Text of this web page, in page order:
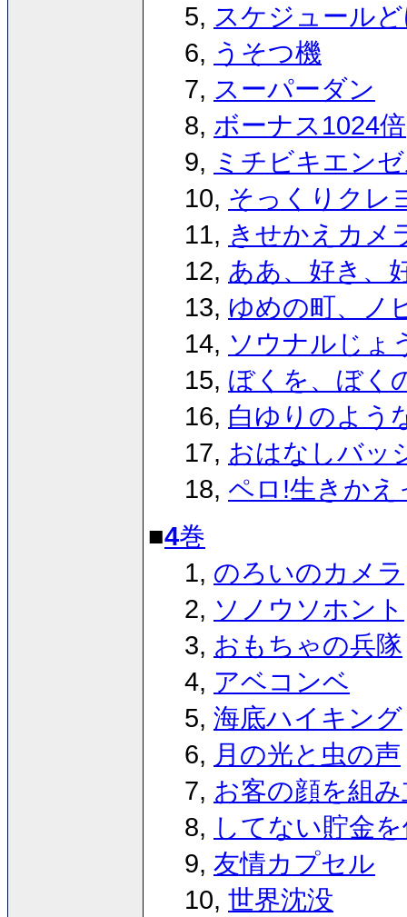
5, スケジュール
6, うそつ機
7, スーパーダン
8, ボーナス1024倍
9, ミチビキエン
10, そっくりクレ
11, きせかえカメ
12, ああ、好き、
13, ゆめの町、ノ
14, ソウナルじょ
15, ぼくを、ぼく
16, 白ゆりのよう
17, おはなしバッ
18, ペロ!生きかえ
■4巻
1, のろいのカメラ
2, ソノウソホント
3, おもちゃの兵隊
4, アベコンベ
5, 海底ハイキング
6, 月の光と虫の声
7, お客の顔を組
8, してない貯金
9, 友情カプセル
10, 世界沈没